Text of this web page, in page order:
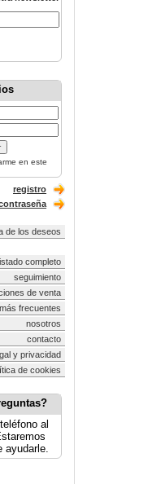
en este
registro
de los deseos
completo
seguimiento
de venta
frecuentes
nosotros
contacto
y privacidad
de cookies
al
ayudarle.